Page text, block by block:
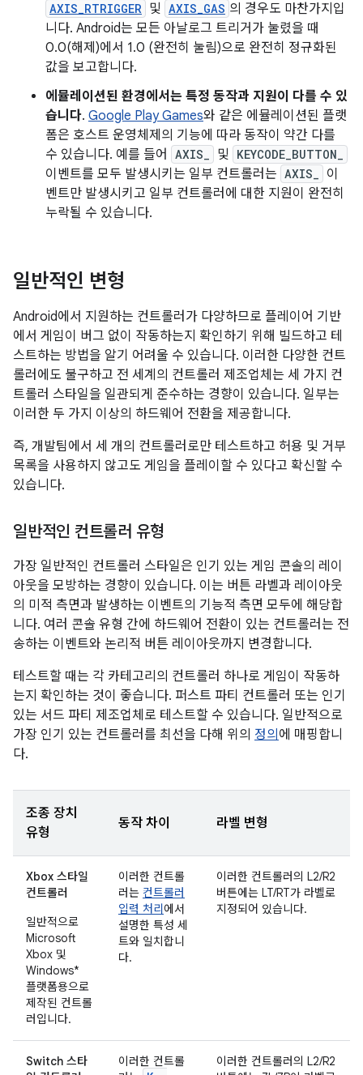
AXIS_RTRIGGER 및 AXIS_GAS 의 경우도 마찬가지입
니다. Android는 모든 아날로그 트리거가 눌렸을 때
0.0(해제)에서 1.0 (완전히 눌림)으로 완전히 정규화된
값을 보고합니다.
에뮬레이션된 환경에서는 특정 동작과 지원이 다를 수 있
습니다. Google Play Games와 같은 에뮬레이션된 플랫
폼은 호스트 운영체제의 기능에 따라 동작이 약간 다를
수 있습니다. 예를 들어
AXIS_ 및 KEYCODE_BUTTON_
이벤트를 모두 발생시키는 일부 컨트롤러는 AXIS_
이
벤트만 발생시키고 일부 컨트롤러에 대한 지원이 완전히
누락될 수 있습니다.
일반적인 변형
Android에서 지원하는 컨트롤러가 다양하므로 플레이어 기반
에서 게임이 버그 없이 작동하는지 확인하기 위해 빌드하고 테
스트하는 방법을 알기 어려울 수 있습니다. 이러한 다양한 컨트
롤러에도 불구하고 전 세계의 컨트롤러 제조업체는 세 가지 컨
트롤러 스타일을 일관되게 준수하는 경향이 있습니다. 일부는
이러한 두 가지 이상의 하드웨어 전환을 제공합니다.
즉, 개발팀에서 세 개의 컨트롤러로만 테스트하고 허용 및 거부
목록을 사용하지 않고도 게임을 플레이할 수 있다고 확신할 수
있습니다.
일반적인 컨트롤러 유형
가장 일반적인 컨트롤러 스타일은 인기 있는 게임 콘솔의 레이
아웃을 모방하는 경향이 있습니다. 이는 버튼 라벨과 레이아웃
의 미적 측면과 발생하는 이벤트의 기능적 측면 모두에 해당합
니다. 여러 콘솔 유형 간에 하드웨어 전환이 있는 컨트롤러는 전
송하는 이벤트와 논리적 버튼 레이아웃까지 변경합니다.
테스트할 때는 각 카테고리의 컨트롤러 하나로 게임이 작동하
는지 확인하는 것이 좋습니다. 퍼스트 파티 컨트롤러 또는 인기
있는 서드 파티 제조업체로 테스트할 수 있습니다. 일반적으로
가장 인기 있는 컨트롤러를 최선을 다해 위의 정의 에 매핑합니
다.
조종 장치
유형
동작 차이 라벨 변형
Xbox 스타일
컨트롤러
일반적으로
Microsoft
Xbox 및
Windows*
플랫폼용으로
제작된 컨트롤
러입니다.
이러한 컨트롤
러는 컨트롤러
입력 처리 에서
설명한 특성 세
트와 일치합니
다.
이러한 컨트롤러의 L2/R2
버튼에는 LT/RT가 라벨로
지정되어 있습니다.
Switch 스타
이러한 컨트롤
이러한 컨트롤러의 L2/R2